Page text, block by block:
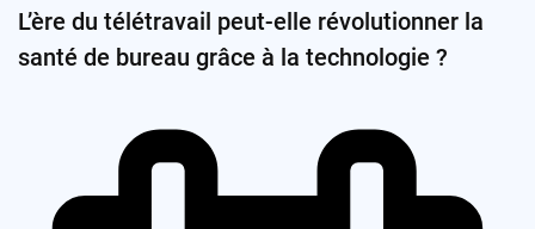
L’ère du télétravail peut-elle révolutionner la
santé de bureau grâce à la technologie ?